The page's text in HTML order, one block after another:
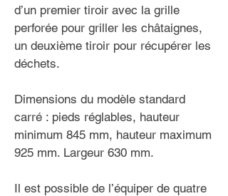
d’un premier tiroir avec la grille
perforée pour griller les châtaignes,
un deuxième tiroir pour récupérer les
déchets.
Dimensions du modèle standard
carré : pieds réglables, hauteur
minimum 845 mm, hauteur maximum
925 mm. Largeur 630 mm.
Il est possible de l’équiper de quatre